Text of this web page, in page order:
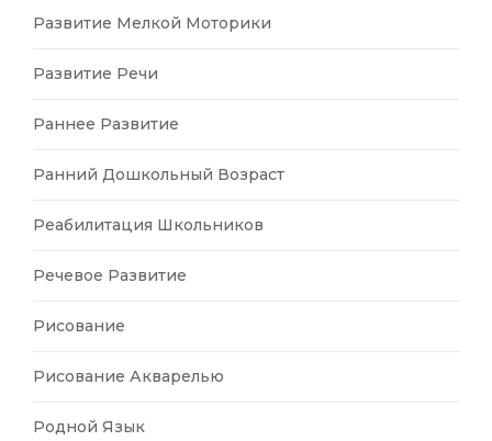
Развитие Мелкой Моторики
Развитие Речи
Раннее Развитие
Ранний Дошкольный Возраст
Реабилитация Школьников
Речевое Развитие
Рисование
Рисование Акварелью
Родной Язык